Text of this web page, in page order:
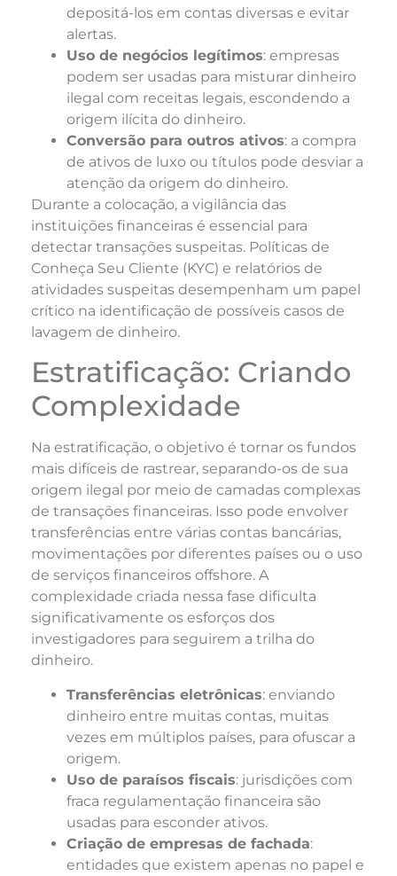
depositá-los em contas diversas e evitar
alertas.
Uso de negócios legítimos: empresas
podem ser usadas para misturar dinheiro
ilegal com receitas legais, escondendo a
origem ilícita do dinheiro.
Conversão para outros ativos: a compra
de ativos de luxo ou títulos pode desviar a
atenção da origem do dinheiro.
Durante a colocação, a vigilância das
instituições financeiras é essencial para
detectar transações suspeitas. Políticas de
Conheça Seu Cliente (KYC) e relatórios de
atividades suspeitas desempenham um papel
crítico na identificação de possíveis casos de
lavagem de dinheiro.
Estratificação: Criando
Complexidade
Na estratificação, o objetivo é tornar os fundos
mais difíceis de rastrear, separando-os de sua
origem ilegal por meio de camadas complexas
de transações financeiras. Isso pode envolver
transferências entre várias contas bancárias,
movimentações por diferentes países ou o uso
de serviços financeiros offshore. A
complexidade criada nessa fase dificulta
significativamente os esforços dos
investigadores para seguirem a trilha do
dinheiro.
Transferências eletrônicas: enviando
dinheiro entre muitas contas, muitas
vezes em múltiplos países, para ofuscar a
origem.
Uso de paraísos fiscais: jurisdições com
fraca regulamentação financeira são
usadas para esconder ativos.
Criação de empresas de fachada:
entidades que existem apenas no papel e